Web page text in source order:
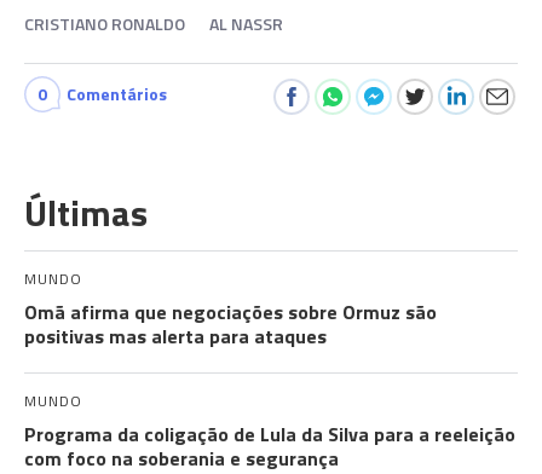
CRISTIANO RONALDO AL NASSR
0 Comentários
Últimas
MUNDO
Omã afirma que negociações sobre Ormuz são
positivas mas alerta para ataques
MUNDO
Programa da coligação de Lula da Silva para a reeleição
com foco na soberania e segurança